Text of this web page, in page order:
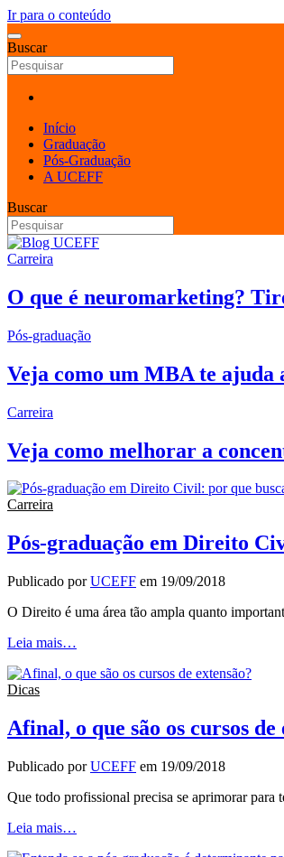
Ir para o conteúdo
Buscar
Início
Graduação
Pós-Graduação
A UCEFF
Buscar
Carreira
O que é neuromarketing?
Pós-graduação
Veja como um MBA te ajuda
Carreira
Veja como melhorar a
Carreira
Pós-graduação em Direito
Publicado porUCEFF em 19/09/2018
O Direito é uma área tão ampla quanto
Leia mais…
Dicas
Afinal, o que são os cursos de
Publicado porUCEFF em 19/09/2018
Que todo profissional precisa se aprimorar
Leia mais…